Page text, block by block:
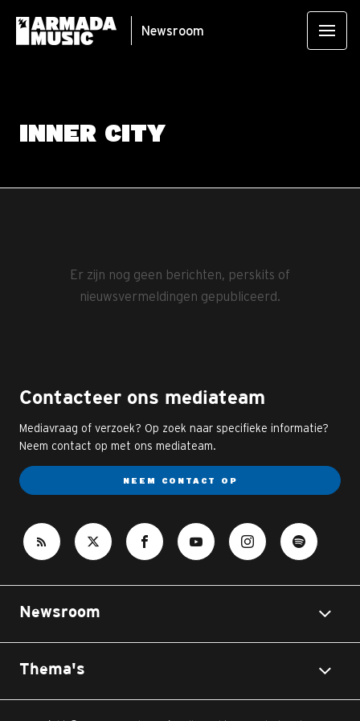
Newsroom
INNER CITY
Er zijn nog geen berichten, perskits of
nieuwsvermeldingen gepubliceerd.
Contacteer ons mediateam
Mediavraag of verzoek? Op zoek naar specifieke informatie?
Neem contact op met ons mediateam.
NEEM CONTACT OP
Newsroom
Thema's